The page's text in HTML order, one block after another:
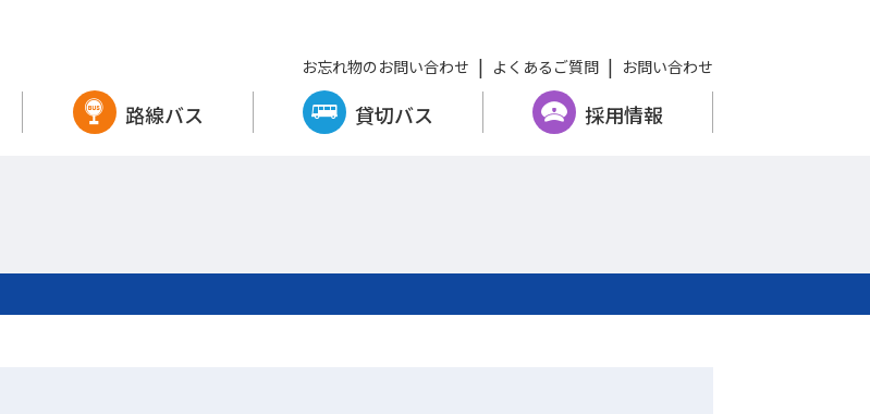
路線バス 貸切バス 採用情報
お忘れ物のお問い合わせ よくあるご質問 お問い合わせ